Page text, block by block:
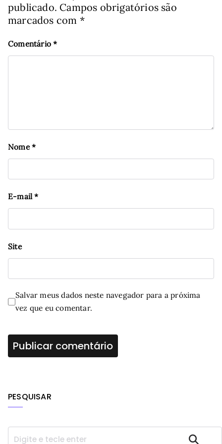
publicado. Campos obrigatórios são
marcados com *
Comentário*
Nome*
E-mail*
Site
Salvar meus dados neste navegador para a próxima
vez que eu comentar.
PESQUISAR
Pesquisar